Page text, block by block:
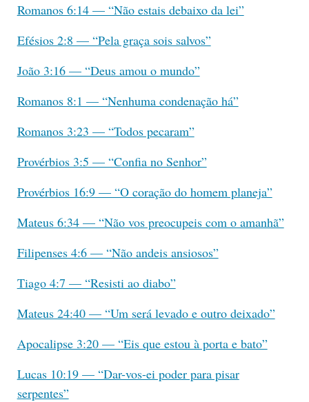
Romanos 6:14 — “Não estais debaixo da lei”
Efésios 2:8 — “Pela graça sois salvos”
João 3:16 — “Deus amou o mundo”
Romanos 8:1 — “Nenhuma condenação há”
Romanos 3:23 — “Todos pecaram”
Provérbios 3:5 — “Confia no Senhor”
Provérbios 16:9 — “O coração do homem planeja”
Mateus 6:34 — “Não vos preocupeis com o amanhã”
Filipenses 4:6 — “Não andeis ansiosos”
Tiago 4:7 — “Resisti ao diabo”
Mateus 24:40 — “Um será levado e outro deixado”
Apocalipse 3:20 — “Eis que estou à porta e bato”
Lucas 10:19 — “Dar-vos-ei poder para pisar
serpentes”